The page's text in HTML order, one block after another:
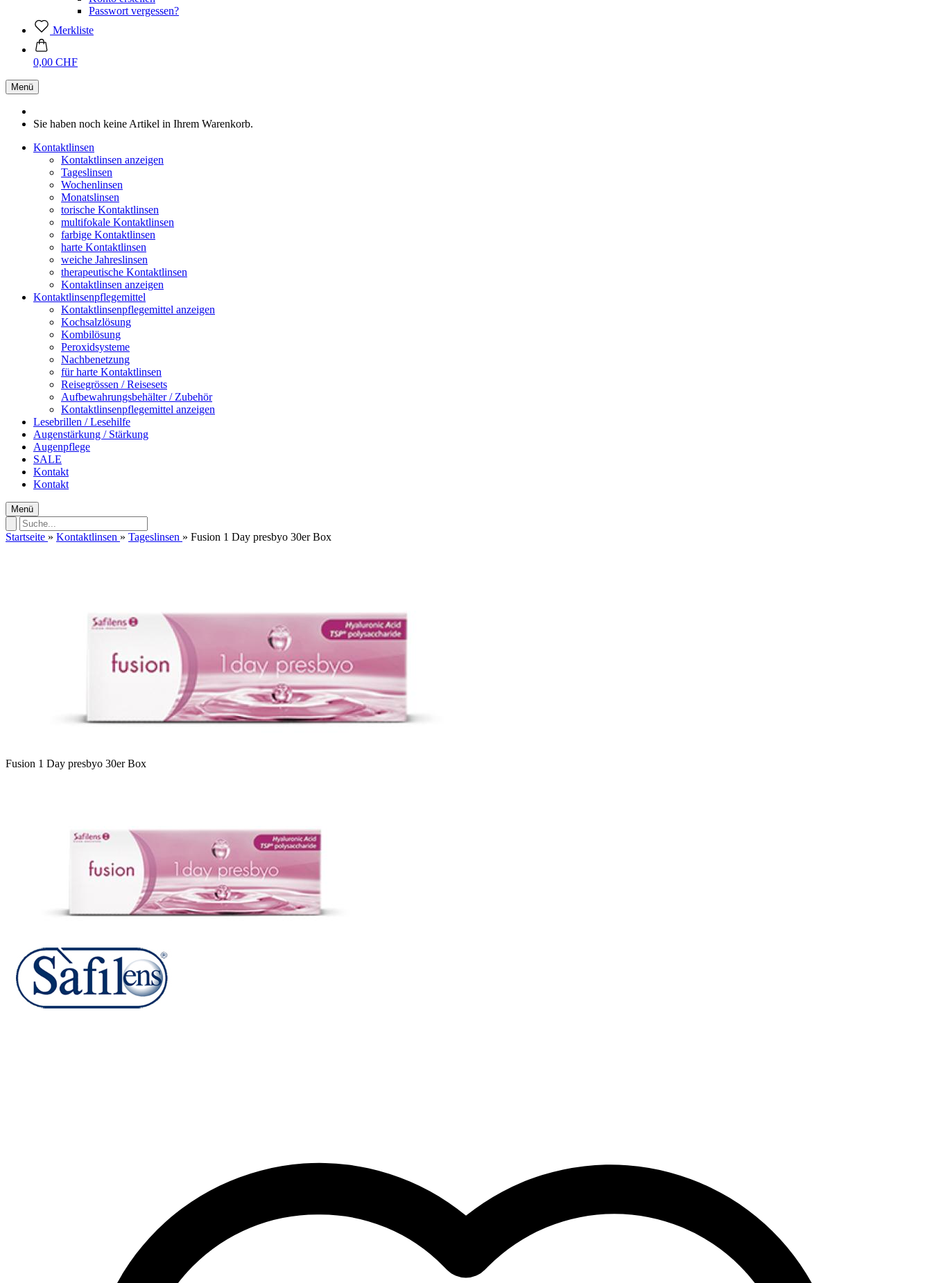
Passwort vergessen?
Merkliste
0,00 CHF
Menü
Sie haben noch keine Artikel in Ihrem Warenkorb.
Kontaktlinsen
Kontaktlinsen anzeigen
Tageslinsen
Wochenlinsen
Monatslinsen
torische Kontaktlinsen
multifokale Kontaktlinsen
farbige Kontaktlinsen
harte Kontaktlinsen
weiche Jahreslinsen
therapeutische Kontaktlinsen
Kontaktlinsen anzeigen
Kontaktlinsenpflegemittel
Kontaktlinsenpflegemittel anzeigen
Kochsalzlösung
Kombilösung
Peroxidsysteme
Nachbenetzung
für harte Kontaktlinsen
Reisegrössen / Reisesets
Aufbewahrungsbehälter / Zubehör
Kontaktlinsenpflegemittel anzeigen
Lesebrillen / Lesehilfe
Augenstärkung / Stärkung
Augenpflege
SALE
Kontakt
Kontakt
Menü
Startseite » Kontaktlinsen » Tageslinsen » Fusion 1 Day presbyo 30er Box
Fu­si­on 1 Day pres­byo 30er Box